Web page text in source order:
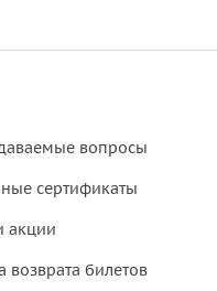
вопросы
сертификаты
акции
возврата билетов